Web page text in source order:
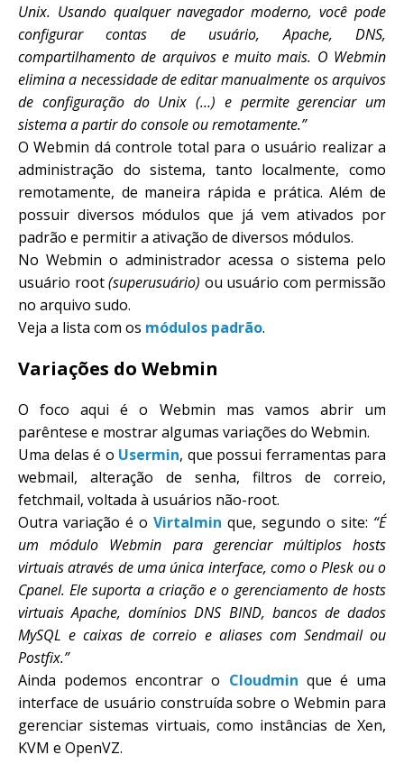
Unix. Usando qualquer navegador moderno, você pode
configurar contas de usuário, Apache, DNS,
compartilhamento de arquivos e muito mais. O Webmin
elimina a necessidade de editar manualmente os arquivos
de configuração do Unix (…) e permite gerenciar um
sistema a partir do console ou remotamente.”
O Webmin dá controle total para o usuário realizar a
administração do sistema, tanto localmente, como
remotamente, de maneira rápida e prática. Além de
possuir diversos módulos que já vem ativados por
padrão e permitir a ativação de diversos módulos.
No Webmin o administrador acessa o sistema pelo
usuário root(superusuário) ou usuário com permissão
no arquivo sudo.
Veja a lista com os módulos padrão.
Variações do Webmin
O foco aqui é o Webmin mas vamos abrir um
parêntese e mostrar algumas variações do Webmin.
Uma delas é o Usermin, que possui ferramentas para
webmail, alteração de senha, filtros de correio,
fetchmail, voltada à usuários não-root.
Outra variação é o Virtalmin que, segundo o site: “É
um módulo Webmin para gerenciar múltiplos hosts
virtuais através de uma única interface, como o Plesk ou o
Cpanel. Ele suporta a criação e o gerenciamento de hosts
virtuais Apache, domínios DNS BIND, bancos de dados
MySQL e caixas de correio e aliases com Sendmail ou
Postfix.”
Ainda podemos encontrar o Cloudmin que é uma
interface de usuário construída sobre o Webmin para
gerenciar sistemas virtuais, como instâncias de Xen,
KVM e OpenVZ.